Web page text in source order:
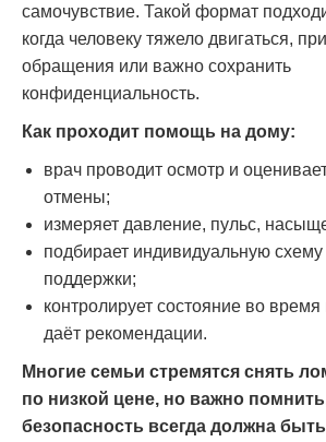
самочувствие. Такой формат
когда человеку тяжело двигаться,
обращения или важно сохранить
конфиденциальность.
Как проходит помощь на дому:
врач проводит осмотр и
отмены;
измеряет давление, пульс,
подбирает индивидуальную
поддержки;
контролирует состояние во
даёт рекомендации.
Многие семьи стремятся снять
по низкой цене, но важно
безопасность всегда должна